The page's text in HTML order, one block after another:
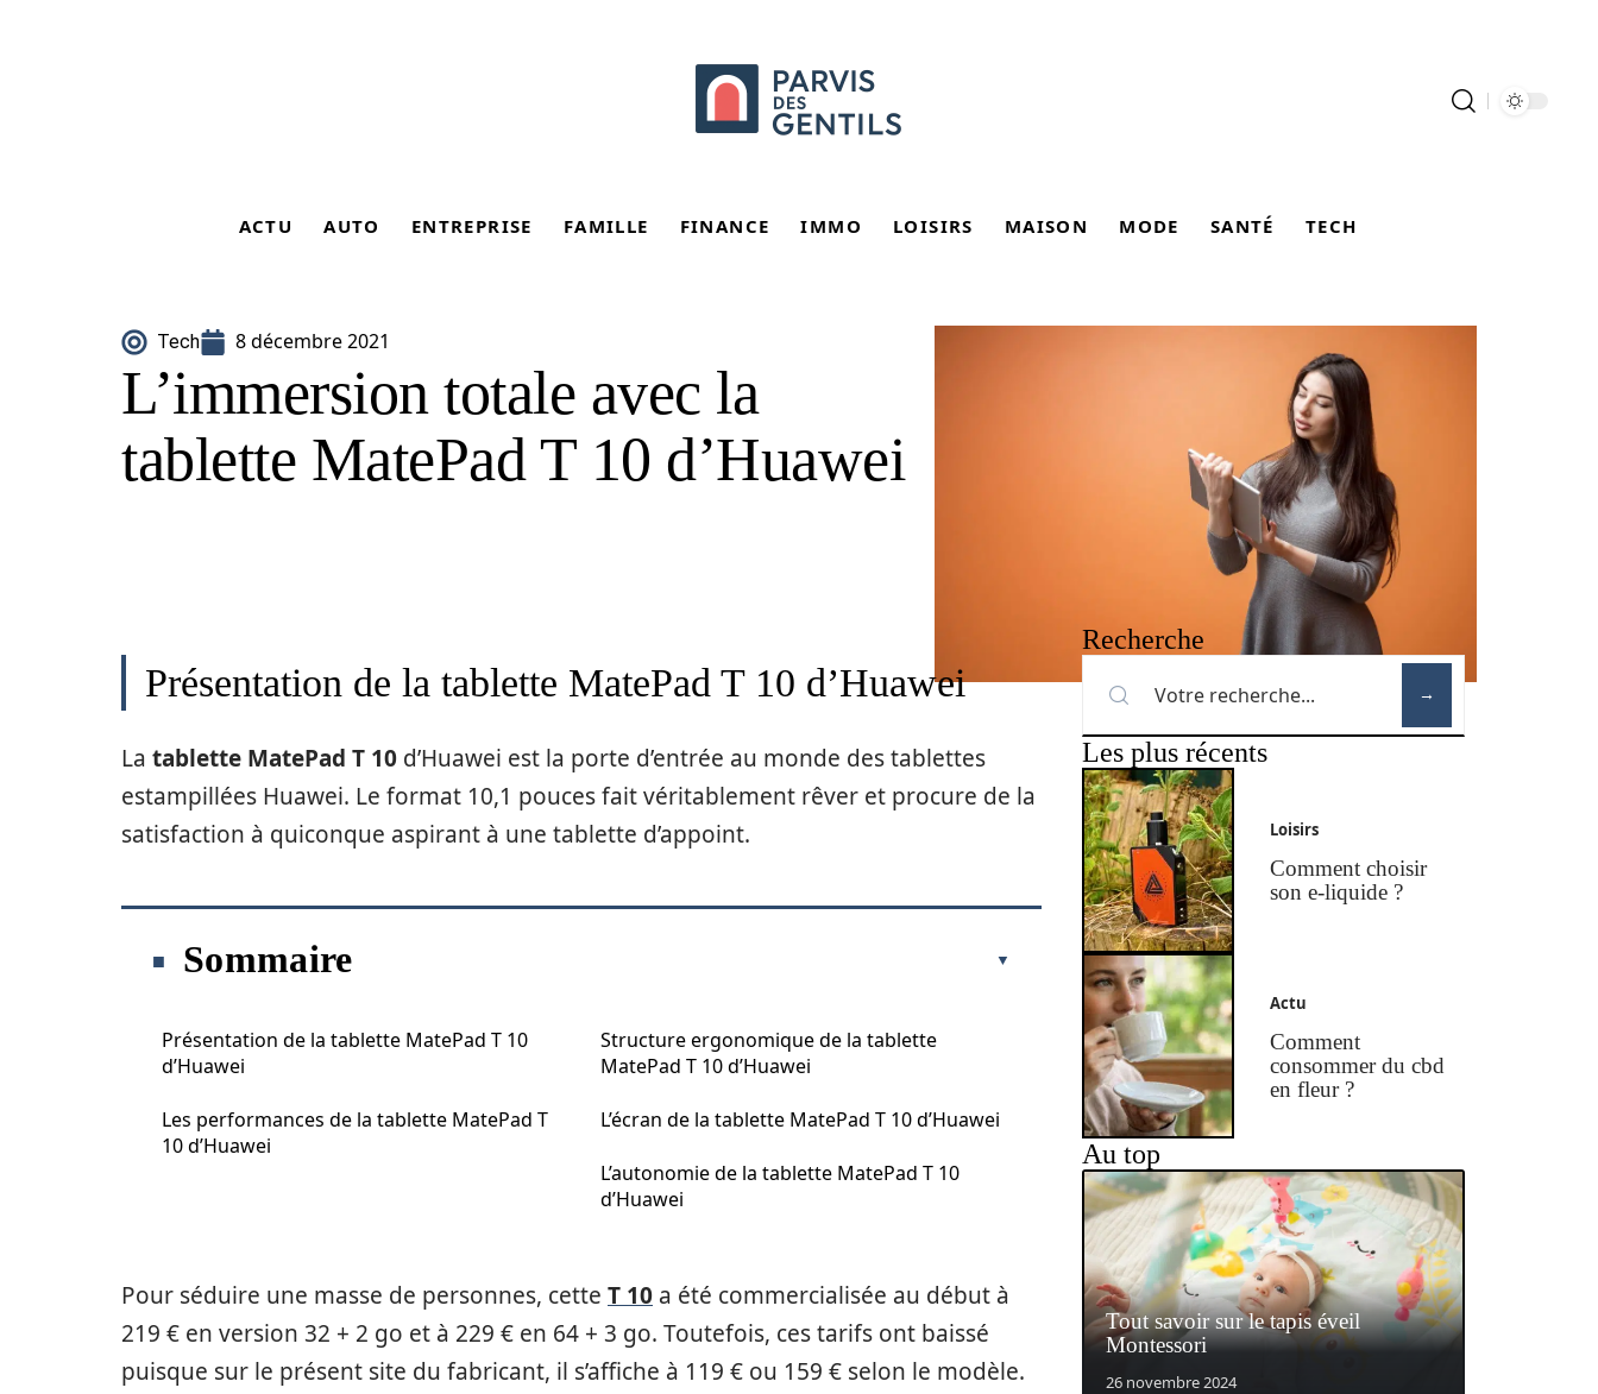
ACTU AUTO ENTREPRISE FAMILLE FINANCE IMMO LOISIRS MAISON MODE SANTÉ TECH
Tech 8 décembre 2021
L’immersion totale avec la
tablette MatePad T 10 d’Huawei
Présentation de la tablette MatePad T 10 d’Huawei
La tablette MatePad T 10 d’Huawei est la porte d’entrée au monde des tablettes
estampillées Huawei. Le format 10,1 pouces fait véritablement rêver et procure de la
satisfaction à quiconque aspirant à une tablette d’appoint.
Sommaire
Présentation de la tablette MatePad T 10
d’Huawei
Les performances de la tablette MatePad T
10 d’Huawei
Structure ergonomique de la tablette
MatePad T 10 d’Huawei
L’écran de la tablette MatePad T 10 d’Huawei
L’autonomie de la tablette MatePad T 10
d’Huawei
Pour séduire une masse de personnes, cette T 10 a été commercialisée au début à
219 € en version 32 + 2 go et à 229 € en 64 + 3 go. Toutefois, ces tarifs ont baissé
puisque sur le présent site du fabricant, il s’affiche à 119 € ou 159 € selon le modèle.
Recherche
Les plus récents
Loisirs
Comment choisir
son e-liquide ?
Actu
Comment
consommer du cbd
en fleur ?
Au top
Tout savoir sur le tapis éveil
Montessori
26 novembre 2024